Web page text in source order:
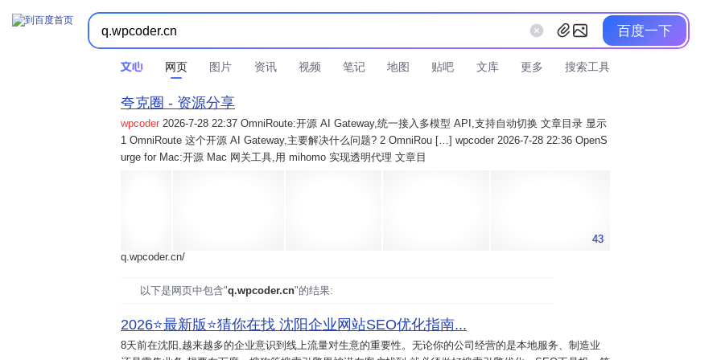
百度一下
网页 图片 资讯 视频 笔记 地图 贴吧 文库 更多 搜索工具
夸克圈 - 资源分享
wpcoder 2026-7-28 22:37 OmniRoute:开源 AI Gateway,统一接入多模型 API,支持自动切换 文章目录 显示
1 OmniRoute 这个开源 AI Gateway,主要解决什么问题? 2 OmniRou […] wpcoder 2026-7-28 22:36 OpenS
urge for Mac:开源 Mac 网关工具,用 mihomo 实现透明代理 文章目
43
q.wpcoder.cn/
以下是网页中包含"q.wpcoder.cn"的结果:
2026⭐️最新版⭐️猜你在找 沈阳企业网站SEO优化指南...
8天前在沈阳,越来越多的企业意识到线上流量对生意的重要性。无论你的公司经营的是本地服务、制造业